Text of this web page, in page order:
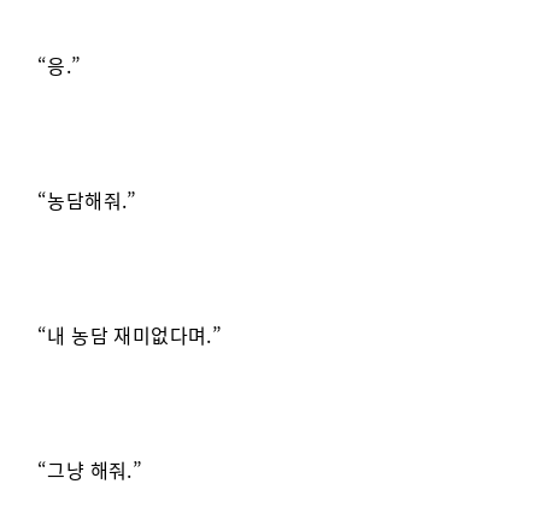
“응.”
“농담해줘.”
“내 농담 재미없다며.”
“그냥 해줘.”